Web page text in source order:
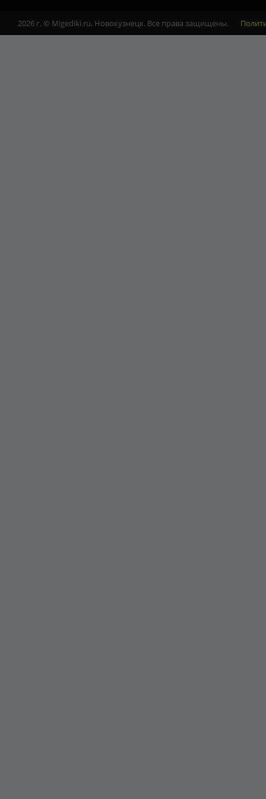
2026 г. © Migediki.ru, Новокузнецк. Все права защищены.